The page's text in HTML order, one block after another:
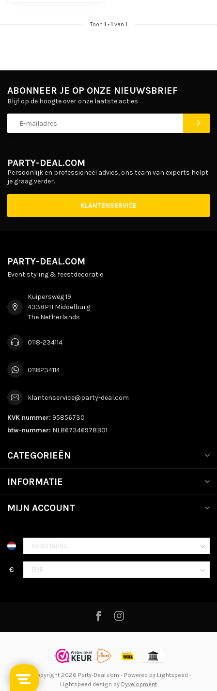
Toon 1- 1van 1
PARTY-DEAL.COM
Persoonlijk en professioneel advies, ons team van experts helpt
je graag verder.
KLANTENSERVICE
ABONNEER JE OP ONZE NIEUWSBRIEF
Blijf op de hoogte over onze laatste acties
PARTY-DEAL.COM
Event styling & feestdecoratie
Kuipersweg 19
4338PH Middelburg
The Netherlands
0118-234114
0118234114
klantenservice@party-deal.com
KVK nummer: 95856730
btw-nummer: NL867346978B01
CATEGORIEËN
INFORMATIE
MIJN ACCOUNT
€
© Copyright 2026 Party-Deal.com - Powered by Lightspeed -
Lightspeed design by Dyvelopment